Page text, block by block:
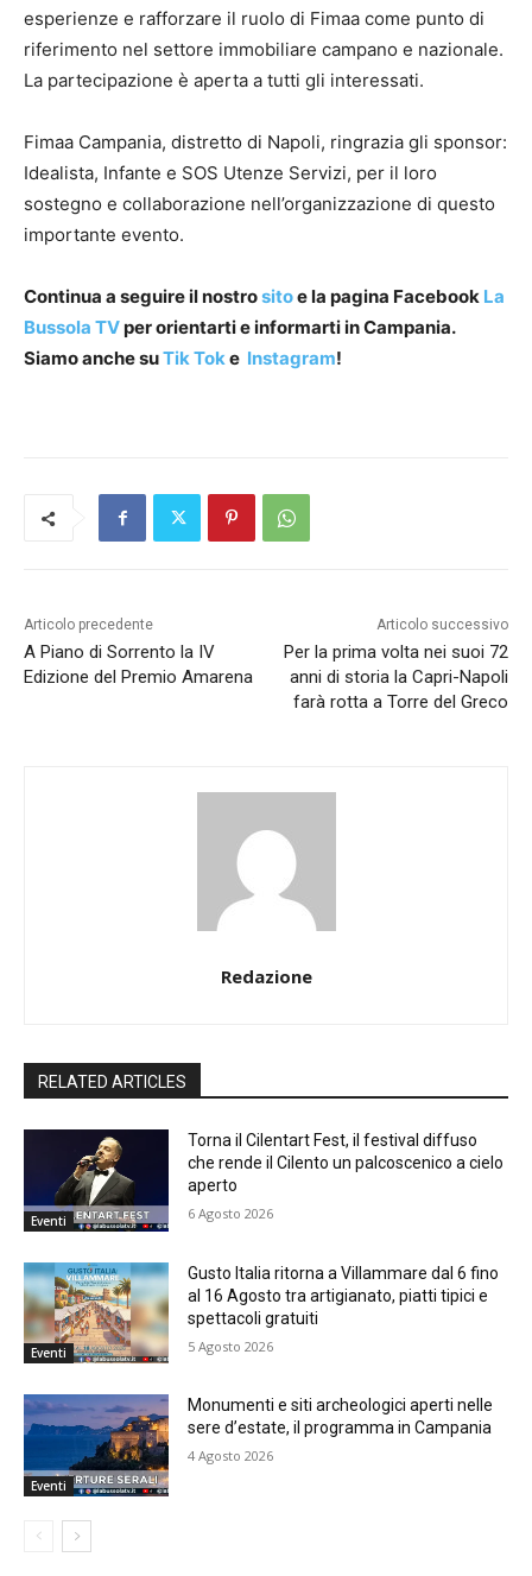
esperienze e rafforzare il ruolo di Fimaa come punto di
riferimento nel settore immobiliare campano e nazionale.
La partecipazione è aperta a tutti gli interessati.
Fimaa Campania, distretto di Napoli, ringrazia gli sponsor:
Idealista, Infante e SOS Utenze Servizi, per il loro
sostegno e collaborazione nell’organizzazione di questo
importante evento.
Continua a seguire il nostrositoe la pagina Facebook La
Bussola TVper orientarti e informarti in Campania.
Siamo anche suTik Toke Instagram!
Articolo precedente
A Piano di Sorrento la IV
Edizione del Premio Amarena
Articolo successivo
Per la prima volta nei suoi 72
anni di storia la Capri-Napoli
farà rotta a Torre del Greco
Redazione
RELATED ARTICLES
Eventi
Torna il Cilentart Fest, il festival diffuso
che rende il Cilento un palcoscenico a cielo
aperto
6 Agosto 2026
Eventi
Gusto Italia ritorna a Villammare dal 6 fino
al 16 Agosto tra artigianato, piatti tipici e
spettacoli gratuiti
5 Agosto 2026
Eventi
Monumenti e siti archeologici aperti nelle
sere d’estate, il programma in Campania
4 Agosto 2026